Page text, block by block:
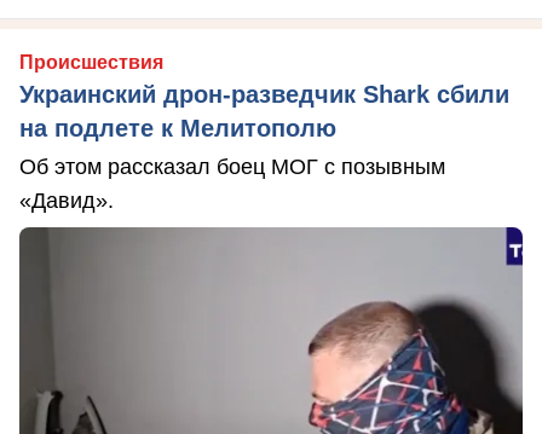
Происшествия
Украинский дрон-разведчик Shark сбили
на подлете к Мелитополю
Об этом рассказал боец МОГ с позывным
«Давид».